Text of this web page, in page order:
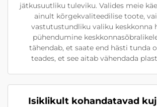
jätkusuutliku tuleviku. Valides meie
ainult kõrgekvaliteedilise toote,
vastutustundliku valiku keskkonna
pühendumine
tähendab, et saate end hästi tunda
teades, et see aitab vähendada
Isiklikult kohandatavad